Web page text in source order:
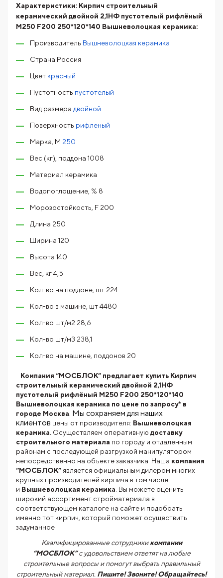
Характеристики: Кирпич строительный
керамический двойной 2,1НФ пустотелый рифлёный
М250 F200 250*120*140 Вышневолоцкая керамика:
Производитель Вышневолоцкая керамика
Страна Россия
Цвет красный
Пустотность пустотелый
Вид размера двойной
Поверхность рифленый
Марка, М 250
Вес (кг), поддона 1008
Материал керамика
Водопоглощение, % 8
Морозостойкость, F 200
Длина 250
Ширина 120
Высота 140
Вес, кг 4,5
Кол-во на поддоне, шт 224
Кол-во в машине, шт 4480
Кол-во шт/м2 28,6
Кол-во шт/м3 238,1
Кол-во на машине, поддонов 20
Компания “МОСБЛОК” предлагает купить Кирпич
строительный керамический двойной 2,1НФ
пустотелый рифлёный М250 F200 250*120*140
Вышневолоцкая керамика по цене по запросу* в
городе Москва . Мы сохраняем для наших
клиентов цены от производителя: Вышневолоцкая
керамика. Осуществляем оперативную доставку
строительного материала по городу и отдаленным
районам с последующей разгрузкой манипулятором
непосредственно на объекте заказчика. Наша компания
“МОСБЛОК” является официальным дилером многих
крупных производителей кирпича в том числе
и Вышневолоцкая керамика . Вы можете оценить
широкий ассортимент стройматериала в
соответствующем каталоге на сайте и подобрать
именно тот кирпич, который поможет осуществить
задуманное!
Квалифицированные сотрудникикомпании
“МОСБЛОК”с удовольствием ответят на любые
строительные вопросы и помогут выбрать правильный
строительный материал. Пишите! Звоните! Обращайтесь!